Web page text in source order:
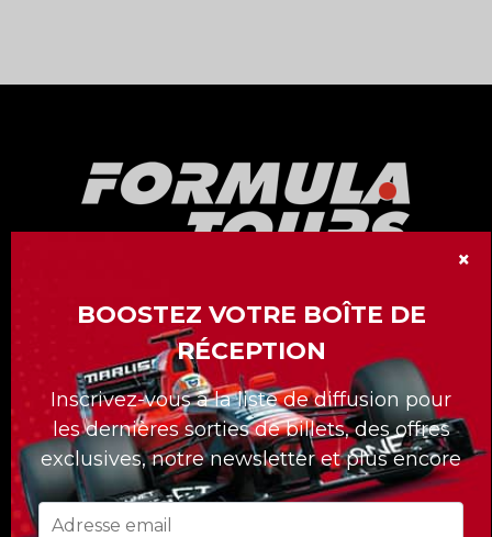
Notre division « Formula Tours » vous offre
plus de 15 Grand-Prix de Formule 1 à travers
le monde.
La division Formula Tours compte 30 ans
déjà et nous nous sommes démarqués avec
nos forfaits sur mesures pour nos clients.
Quelle que soit la course à laquelle vous
×
BOOSTEZ VOTRE BOÎTE DE
RÉCEPTION
Inscrivez-vous à la liste de diffusion pour
les dernières sorties de billets, des offres
exclusives, notre newsletter et plus encore